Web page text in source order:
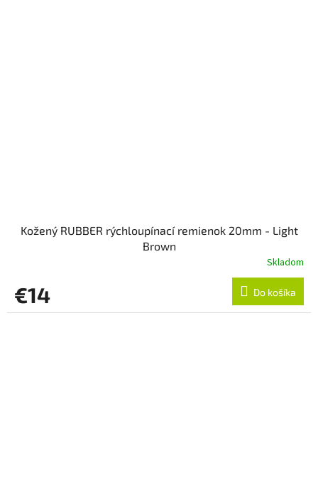
Kožený RUBBER rýchloupínací remienok 20mm - Light
Brown
Skladom
€14 Do košíka